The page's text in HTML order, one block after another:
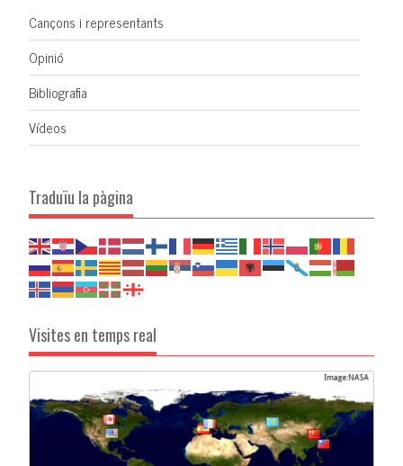
Cançons i representants
Opinió
Bibliografia
Vídeos
Traduïu la pàgina
Visites en temps real